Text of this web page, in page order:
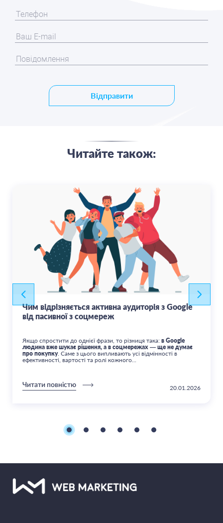
Відправити
Читайте також:
Чим відрізняється активна аудиторія з Google
від пасивної з соцмереж
Якщо спростити до однієї фрази, то різниця така: в Google
людина вже шукає рішення, а в соцмережах — ще не думає
про покупку. Саме з цього випливають усі відмінності в
ефективності, вартості та ролі кожного...
Читати повністю 20.01.2026